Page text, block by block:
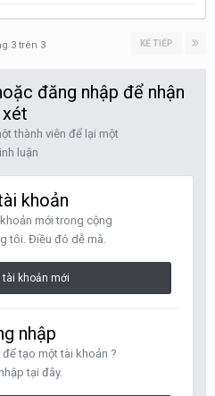
KẾ TIẾP
3 trên 3
đăng nhập để nhận
xét
thành viên để lại một
luận
khoản
mới trong cộng
tôi. Điều đó dễ mà.
tài khoản mới
nhập
tạo một tài khoản ?
tại đây.